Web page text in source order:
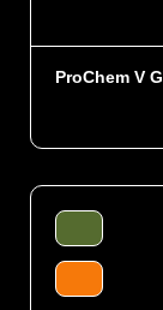
ProChem V